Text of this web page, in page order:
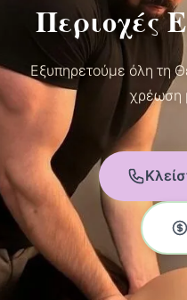
Περιοχές
Εξυπηρετούμε όλη τη
χρέωση